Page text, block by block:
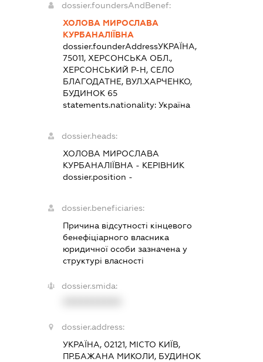
dossier.foundersAndBenef:
ХОЛОВА МИРОСЛАВА
КУРБАНАЛІЇВНА
dossier.founderAddressУКРАЇНА,
75011, ХЕРСОНСЬКА ОБЛ.,
ХЕРСОНСЬКИЙ Р-Н, СЕЛО
БЛАГОДАТНЕ, ВУЛ.ХАРЧЕНКО,
БУДИНОК 65
statements.nationality:Україна
dossier.heads:
ХОЛОВА МИРОСЛАВА
КУРБАНАЛІЇВНА - КЕРІВНИК
dossier.position -
dossier.beneficiaries:
Причина відсутності кінцевого
бенефіціарного власника
юридичної особи зазначена у
структурі власності
dossier.smida:
dossier.address:
УКРАЇНА, 02121, МІСТО КИЇВ,
ПР.БАЖАНА МИКОЛИ, БУДИНОК